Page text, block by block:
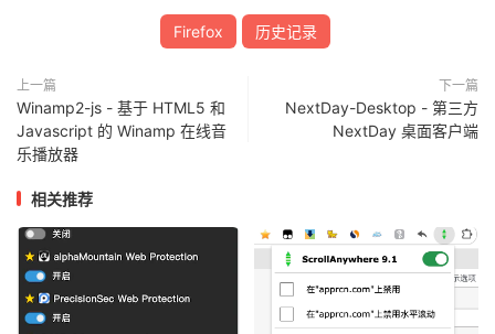
Firefox 历史记录
上一篇
Winamp2-js - 基于 HTML5 和
Javascript 的 Winamp 在线音
乐播放器
下一篇
NextDay-Desktop - 第三方
NextDay 桌面客户端
相关推荐